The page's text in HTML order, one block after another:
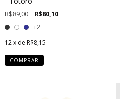
R$89,00 R$80,10
+2
12x de R$8,15
COMPRAR